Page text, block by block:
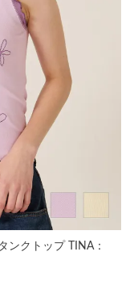
ンクトップ TINA：